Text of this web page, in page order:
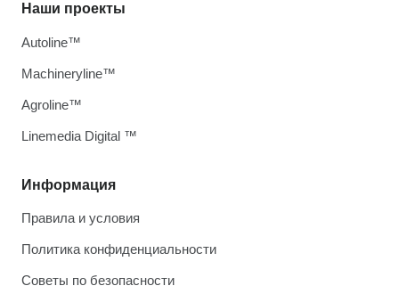
Информация
Правила и условия
Политика конфиденциальности
Советы по безопасности
Наши проекты
Autoline™
Machineryline™
Agroline™
Linemedia Digital ™